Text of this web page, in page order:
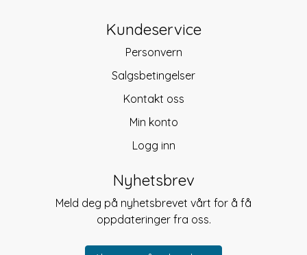
Kundeservice
Personvern
Salgsbetingelser
Kontakt oss
Min konto
Logg inn
Nyhetsbrev
Meld deg på nyhetsbrevet vårt for å få
oppdateringer fra oss.